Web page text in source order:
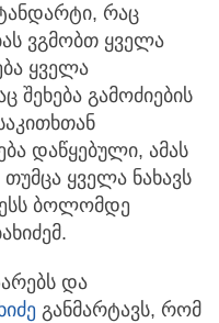
რაც
ვგმობთ ყველა
ყველა
შეხება გამოძიების
დაწყებული, ამას
ყველა ნახავს
ბოლომდე
და
განმარტავს, რომ